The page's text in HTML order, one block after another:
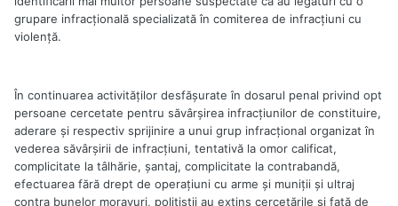
grupare infracţională specializată în comiterea de infracţiuni cu
violenţă.
În continuarea activităţilor desfăşurate în dosarul penal privind opt
persoane cercetate pentru săvârşirea infracţiunilor de constituire,
aderare şi respectiv sprijinire a unui grup infracţional organizat în
vederea săvârşirii de infracţiuni, tentativă la omor calificat,
complicitate la tâlhărie, şantaj, complicitate la contrabandă,
efectuarea fără drept de operaţiuni cu arme şi muniţii şi ultraj
contra bunelor moravuri, poliţiştii au extins cercetările şi faţă de